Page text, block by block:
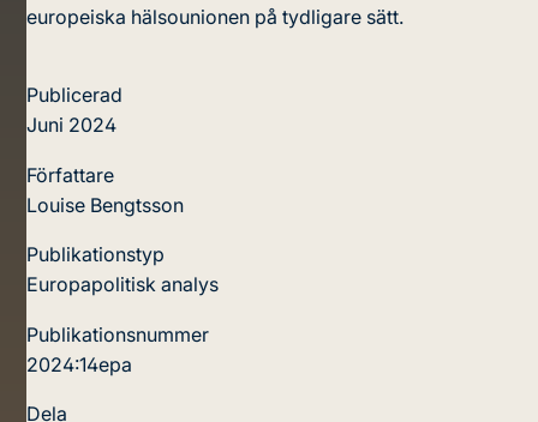
europeiska hälsounionen på tydligare sätt.
Publicerad
Juni 2024
Författare
Louise Bengtsson
Publikationstyp
Europapolitisk analys
Publikationsnummer
2024:14epa
Dela